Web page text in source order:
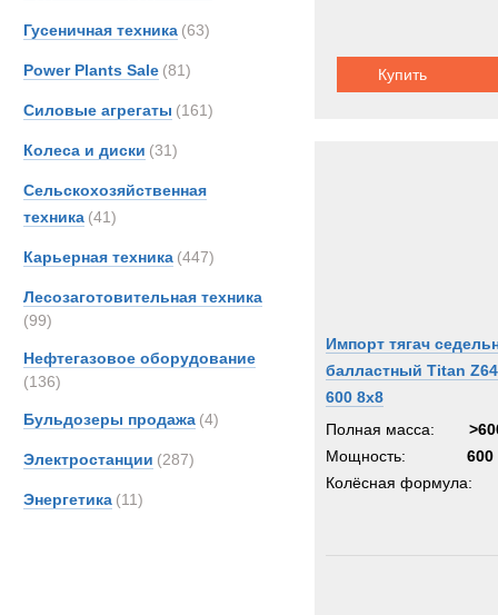
Гусеничная техника (63)
Power Plants Sale (81)
Силовые агрегаты (161)
Колеса и диски (31)
Сельскохозяйственная
техника (41)
Карьерная техника (447)
Лесозаготовительная техника
(99)
Нефтегазовое оборудование
(136)
Бульдозеры продажа (4)
Электростанции (287)
Энергетика (11)
Купить
Импорт тягач
балластный Titan
600 8x8
Полная масса:
Мощность:
600
Колёсная формула: